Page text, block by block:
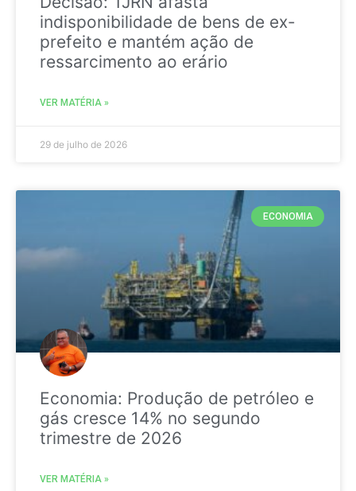
indisponibilidade de bens de ex-
prefeito e mantém ação de
ressarcimento ao erário
VER MATÉRIA »
29 de julho de 2026
ECONOMIA
Economia: Produção de petróleo e
gás cresce 14% no segundo
trimestre de 2026
VER MATÉRIA »